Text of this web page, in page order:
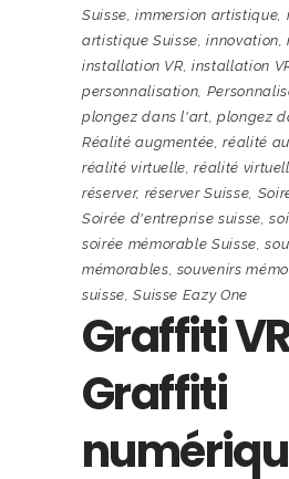
Suisse,immersion artistique,
artistique Suisse,innovation,
installation VR,installation
personnalisation,
plongez dans l'art,plongez
Réalité augmentée,réalité
réalité virtuelle,réalité
réserver, réserver Suisse,
Soirée d'entreprise suisse,
soirée mémorable Suisse,
mémorables, souvenirs
suisse,Suisse Eazy One
Graffiti
Graffiti